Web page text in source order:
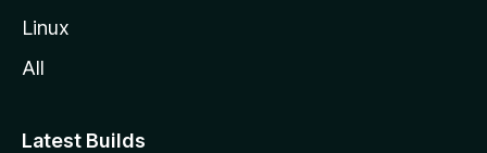
Linux
All
Latest Builds